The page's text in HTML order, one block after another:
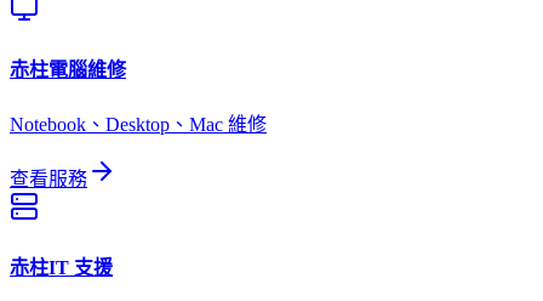
赤柱電腦維修
Notebook、Desktop、Mac 維修
查看服務
赤柱IT 支援